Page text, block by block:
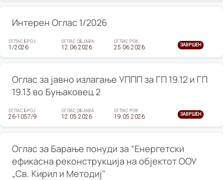
Интерен Оглас 1/2026
ОГЛАС БРОЈ
1/2026
ОГЛАС ОБЈАВА
12.06.2026
ОГЛАС РОК
25.06.2026 ЗАВРШЕН
Оглас за јавно излагање УППП за ГП 19.12 и ГП
19.13 во Буњаковец 2
ОГЛАС БРОЈ
26-1057/9
ОГЛАС ОБЈАВА
12.05.2026
ОГЛАС РОК
19.05.2026 ЗАВРШЕН
Оглас за Барање понуди за “Енергетски
ефикасна реконструкција на објектот ООУ
„Св. Кирил и Методиј"